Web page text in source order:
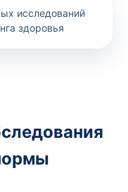
исследований
здоровья